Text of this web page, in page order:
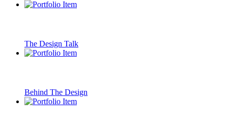
The Design Talk
Behind The Design